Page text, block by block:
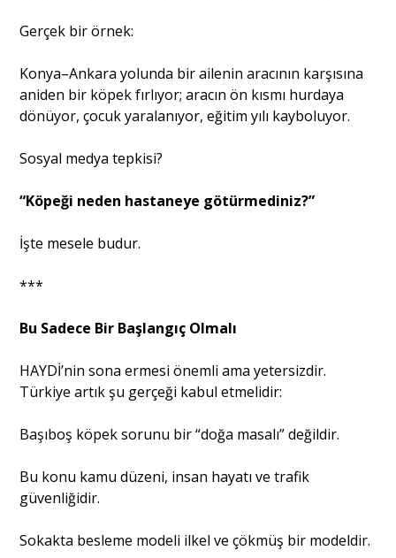
Gerçek bir örnek:
Konya–Ankara yolunda bir ailenin aracının karşısına
aniden bir köpek fırlıyor; aracın ön kısmı hurdaya
dönüyor, çocuk yaralanıyor, eğitim yılı kayboluyor.
Sosyal medya tepkisi?
“Köpeği neden hastaneye götürmediniz?”
İşte mesele budur.
***
Bu Sadece Bir Başlangıç Olmalı
HAYDİ’nin sona ermesi önemli ama yetersizdir.
Türkiye artık şu gerçeği kabul etmelidir:
Başıboş köpek sorunu bir “doğa masalı” değildir.
Bu konu kamu düzeni, insan hayatı ve trafik
güvenliğidir.
Sokakta besleme modeli ilkel ve çökmüş bir modeldir.